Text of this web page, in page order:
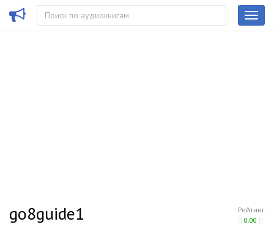
Рейтинг
0.00
go8guide1